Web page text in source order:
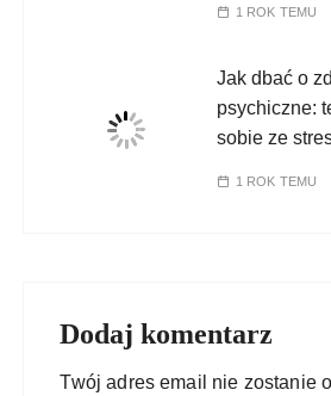
1 ROK TEMU
Jak dbać o
psychiczne:
sobie ze
1 ROK TEMU
Dodaj komentarz
Twój adres email nie zostanie